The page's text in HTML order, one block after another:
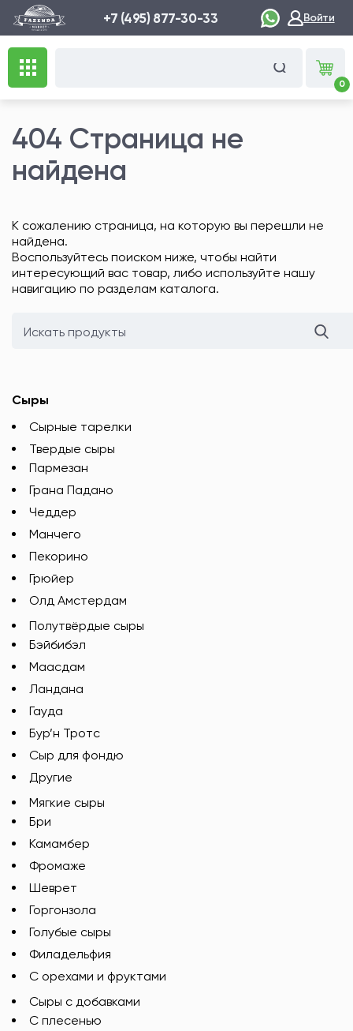
+7 (495) 877-30-33 Войти
0
404 Страница не
найдена
К сожалению страница, на которую вы перешли не
найдена.
Воспользуйтесь поиском ниже, чтобы найти
интересующий вас товар, либо используйте нашу
навигацию по разделам каталога.
Сыры
Сырные тарелки
Твердые сыры
Пармезан
Грана Падано
Чеддер
Манчего
Пекорино
Грюйер
Олд Амстердам
Полутвёрдые сыры
Бэйбибэл
Маасдам
Ландана
Гауда
Бур’н Тротс
Сыр для фондю
Другие
Мягкие сыры
Бри
Камамбер
Фромаже
Шеврет
Горгонзола
Голубые сыры
Филадельфия
С орехами и фруктами
Сыры с добавками
C плесенью